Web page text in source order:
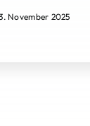
November 2025